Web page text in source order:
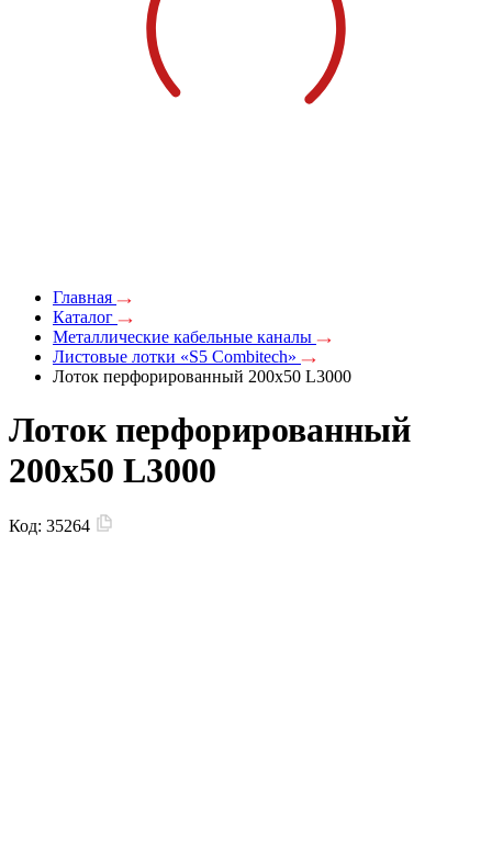
Главная
Каталог
Металлические кабельные каналы
Листовые лотки «S5 Combitech»
Лоток перфорированный 200х50 L3000
Лоток перфорированный
200х50 L3000
Код: 35264